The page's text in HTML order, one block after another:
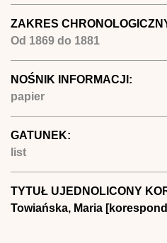
ZAKRES
Od 1869 do 1881
NOŚNIK INFORMACJI:
papier
GATUNEK:
list
TYTUŁ UJEDNOLICONY
Towiańska, Maria